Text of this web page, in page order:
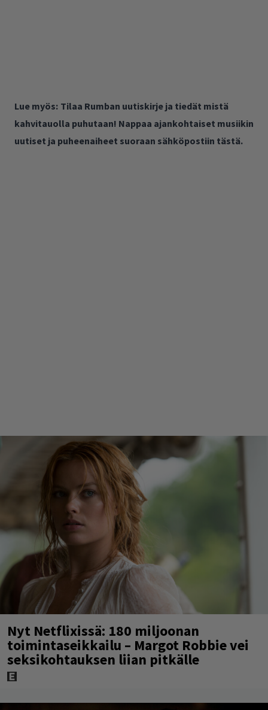
Lue myös: Tilaa Rumban uutiskirje ja tiedät mistä
kahvitauolla puhutaan! Nappaa ajankohtaiset musiikin
uutiset ja puheenaiheet suoraan sähköpostiin tästä.
Nyt Netflixissä: 180 miljoonan
toimintaseikkailu – Margot Robbie vei
seksikohtauksen liian pitkälle